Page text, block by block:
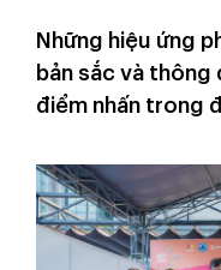
Những hiệu ứng
bản sắc và thông
điểm nhấn trong